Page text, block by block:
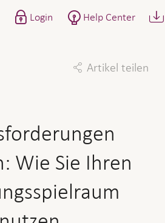
Login Help Center
Artikel teilen
Wie Sie Ihren